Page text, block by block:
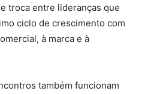
troca entre lideranças que
ciclo de crescimento com
à marca e à
também funcionam